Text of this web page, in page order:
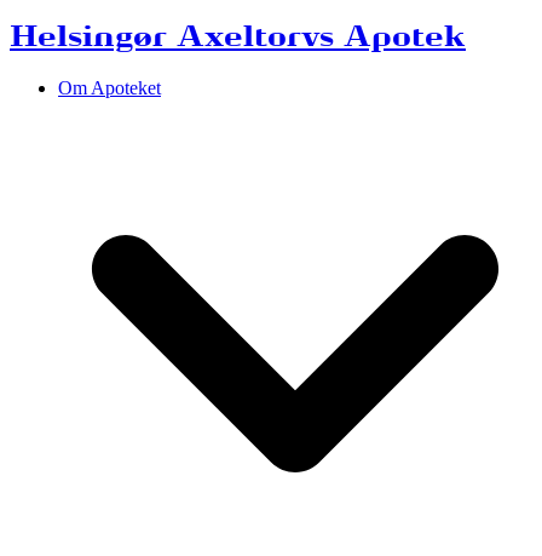
Helsingør Axeltorvs Apotek
Om Apoteket